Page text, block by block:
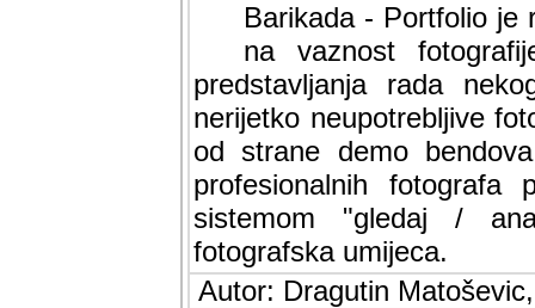
Barikada - Portfolio je
na vaznost
predstavljanja rada
nerijetko neupotrebljive
od strane demo
profesionalnih fotografa
sistemom "gledaj /
fotografska umijeca.
Autor: Dragutin